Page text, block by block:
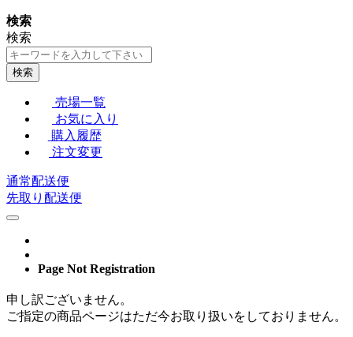
検索
検索
検索
売場一覧
お気に入り
購入履歴
注文変更
通常配送便
先取り配送便
Page Not Registration
申し訳ございません。
ご指定の商品ページはただ今お取り扱いをしておりません。